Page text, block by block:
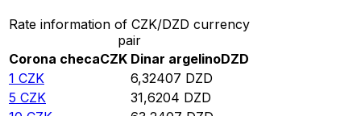
Rate information of CZK/DZD currency
pair
Corona checaCZK Dinar argelinoDZD
1 CZK 6,32407 DZD
5 CZK 31,6204 DZD